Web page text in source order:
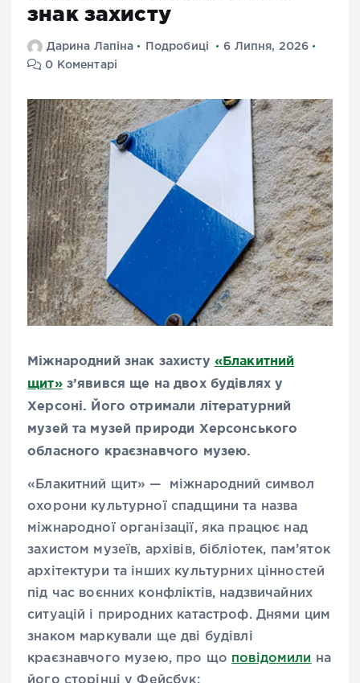
знак захисту
Дарина Лапіна Подробиці
6 Липня, 2026
0 Коментарі
Міжнародний знак захисту «Блакитний
щит»з’явився ще на двох будівлях у
Херсоні. Його отримали літературний
музей та музей природи Херсонського
обласного краєзнавчого музею.
«Блакитний щит» — міжнародний символ
охорони культурної спадщини та назва
міжнародної організації, яка працює над
захистом музеїв, архівів, бібліотек, пам’яток
архітектури та інших культурних цінностей
під час воєнних конфліктів, надзвичайних
ситуацій і природних катастроф. Днями цим
знаком маркували ще дві будівлі
краєзнавчого музею, про що повідомили на
його сторінці у Фейсбук: